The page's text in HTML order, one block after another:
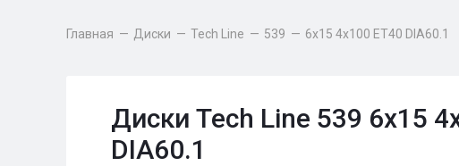
Главная — Диски — Tech Line — 539 — 6x15 4x100 ET40 DIA60.1
Диски Tech Line 539 6x15
DIA60.1